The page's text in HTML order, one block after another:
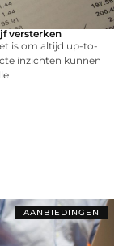
versterken
is om altijd up-to-
inzichten kunnen
AANBIEDINGEN